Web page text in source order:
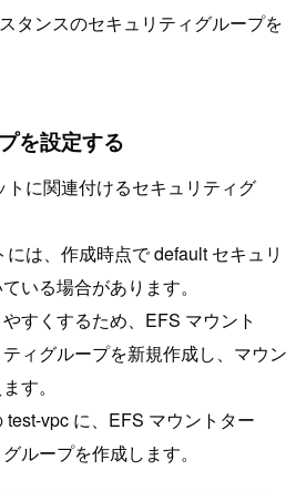
タンスのセキュリティグループを
を設定する
に関連付けるセキュリティグ
は、作成時点で default セキュリ
いる場合があります。
すくするため、EFS マウント
ィグループを新規作成し、マウン
す。
vpc に、EFS マウントター
ループを作成します。